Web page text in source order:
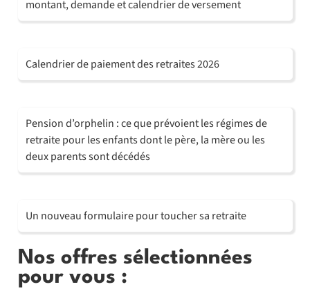
montant, demande et calendrier de versement
Calendrier de paiement des retraites 2026
Pension d’orphelin : ce que prévoient les régimes de
retraite pour les enfants dont le père, la mère ou les
deux parents sont décédés
Un nouveau formulaire pour toucher sa retraite
Nos offres sélectionnées
pour vous :